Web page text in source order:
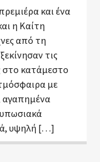
και ένα
η Καίτη
από τη
τις
στο κατάμεστο
με
αγαπημένα
υψηλή […]